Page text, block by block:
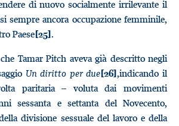
di nuovo socialmente irrilevante il
sempre ancora occupazione femminile,
Paese[25].
Tamar Pitch aveva già descritto negli
Un diritto per due[26],indicando il
paritaria – voluta dai movimenti
sessanta e settanta del Novecento,
divisione sessuale del lavoro e della